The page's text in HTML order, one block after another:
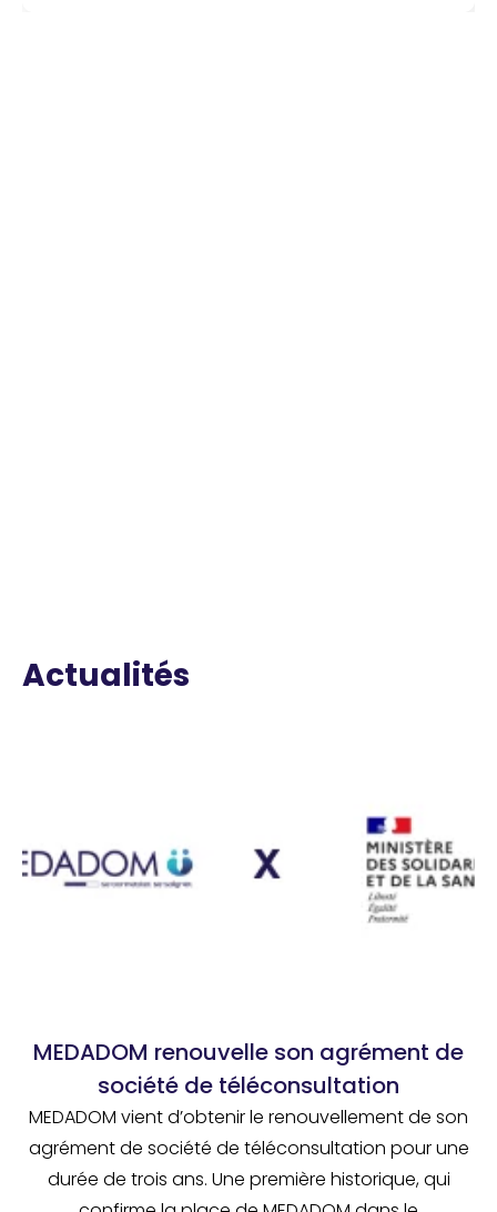
Actualités
MEDADOM renouvelle son agrément de
société de téléconsultation
MEDADOM vient d’obtenir le renouvellement de son
agrément de société de téléconsultation pour une
durée de trois ans. Une première historique, qui